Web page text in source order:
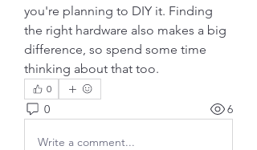
you're planning to DIY it. Finding
the right hardware also makes a big
difference, so spend some time
thinking about that too.
0
0 6
Write a comment...